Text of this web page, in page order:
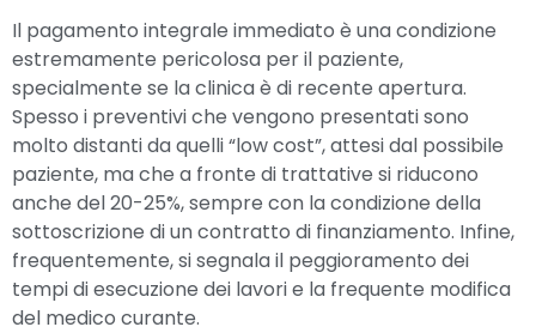
Il pagamento integrale immediato è una condizione
estremamente pericolosa per il paziente,
specialmente se la clinica è di recente apertura.
Spesso i preventivi che vengono presentati sono
molto distanti da quelli “low cost”, attesi dal possibile
paziente, ma che a fronte di trattative si riducono
anche del 20-25%, sempre con la condizione della
sottoscrizione di un contratto di finanziamento. Infine,
frequentemente, si segnala il peggioramento dei
tempi di esecuzione dei lavori e la frequente modifica
del medico curante.